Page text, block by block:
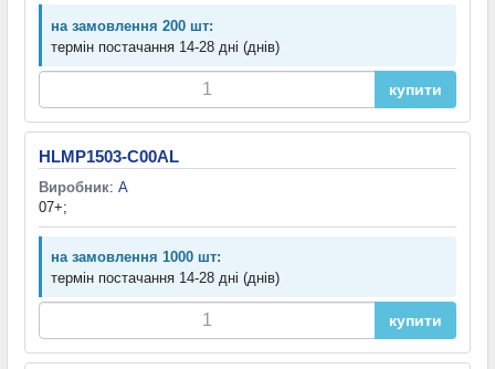
на замовлення 200 шт:
термін постачання 14-28 дні (днів)
купити
HLMP1503-C00AL
Виробник: A
07+;
на замовлення 1000 шт:
термін постачання 14-28 дні (днів)
купити